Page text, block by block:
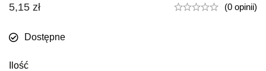
5,15 zł (0 opinii)
Dostępne
Ilość